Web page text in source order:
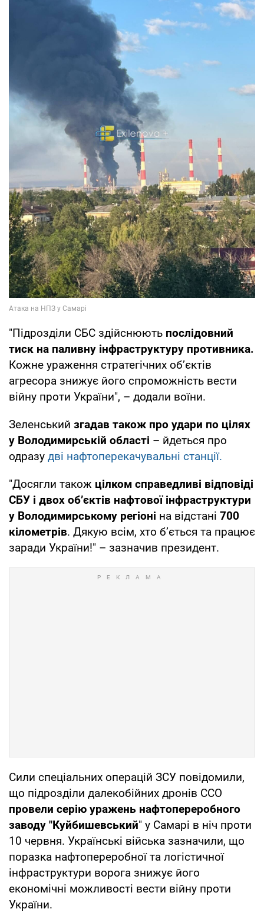
"Підрозділи СБС здійснюють послідовний
тиск на паливну інфраструктуру противника.
Кожне ураження стратегічних об’єктів
агресора знижує його спроможність вести
війну проти України", – додали воїни.
Зеленський згадав також про удари по цілях
у Володимирській області – йдеться про
одразу дві нафтоперекачувальні станції.
"Досягли також цілком справедливі відповіді
СБУ і двох об’єктів нафтової інфраструктури
у Володимирському регіоні на відстані 700
кілометрів. Дякую всім, хто б’ється та працює
заради України!" – зазначив президент.
Сили спеціальних операцій ЗСУ повідомили,
що підрозділи далекобійних дронів ССО
провели серію уражень нафтопереробного
заводу "Куйбишевський" у Самарі в ніч проти
10 червня. Українські війська зазначили, що
поразка нафтопереробної та логістичної
інфраструктури ворога знижує його
економічні можливості вести війну проти
України.